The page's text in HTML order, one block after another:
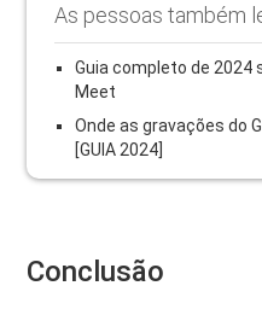
As pessoas também
Guia completo de 2024
Meet
Onde as gravações do
[GUIA 2024]
Conclusão